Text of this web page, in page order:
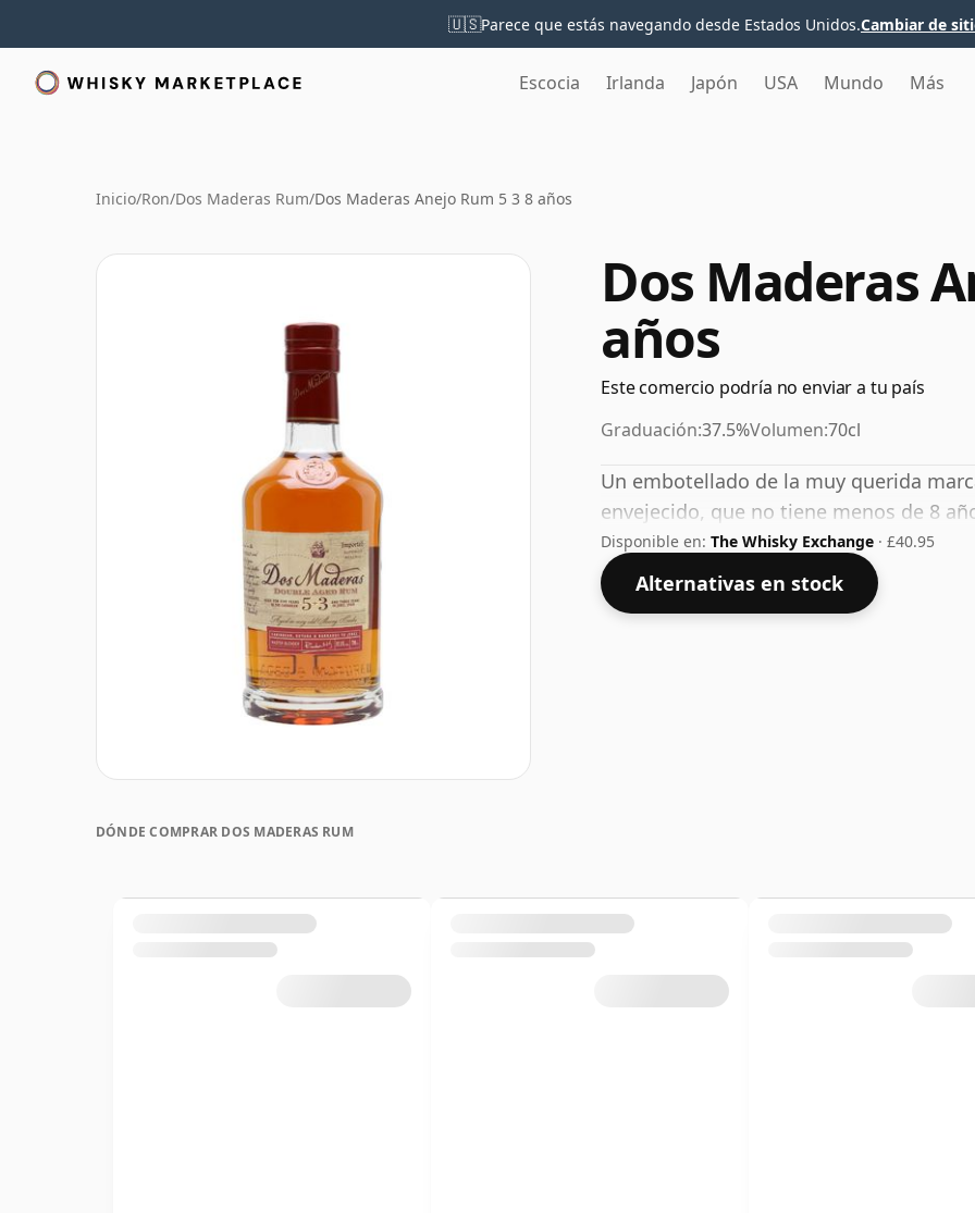
🇺🇸Parece que estás navegando desde Estados Unidos.Cambiar de
Escocia Irlanda Japón USA Mundo Más
Inicio/Ron/Dos Maderas Rum/Dos Maderas Anejo Rum 5 3 8 años
Dos Maderas
años
Este comercio podría no enviar a tu país
Graduación:37.5%Volumen:70cl
Un embotellado de la muy querida
envejecido, que no tiene menos de 8
Disponible en: The Whisky Exchange · £40.95
Alternativas en stock
DÓNDE COMPRAR DOS MADERAS RUM